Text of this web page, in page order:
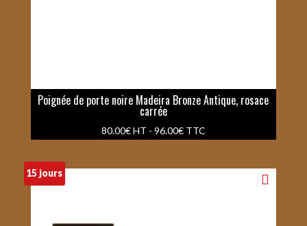
Poignée de porte noire Madeira Bronze Antique, rosace
carrée
80.00€HT - 96.00€TTC
15 jours